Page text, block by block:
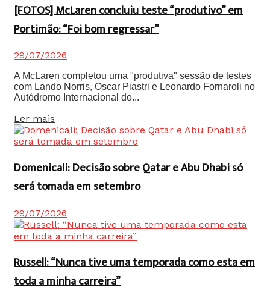
[FOTOS] McLaren concluiu teste “produtivo” em
Portimão: “Foi bom regressar”
29/07/2026
A McLaren completou uma "produtiva" sessão de testes
com Lando Norris, Oscar Piastri e Leonardo Fornaroli no
Autódromo Internacional do...
Ler mais
Domenicali: Decisão sobre Qatar e Abu Dhabi só
será tomada em setembro
29/07/2026
Russell: “Nunca tive uma temporada como esta em
toda a minha carreira”